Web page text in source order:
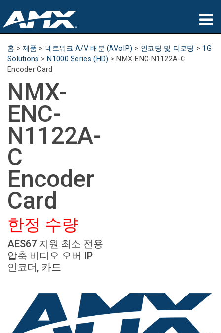
제품
응용 분야
파트너
구매처
교육
지원
소개
언어/지역
홈 >제품 > 네트워크 A/V 배분 (AVoIP) > 인코딩 및 디코딩 > 1G
Solutions > N1000 Series (HD) > NMX-ENC-N1122A-C
Encoder Card
NMX-
ENC-
N1122A-
C
Encoder
Card
한정 수량
AES67 지원 최소 전용
압축 비디오 오버 IP
인코더, 카드